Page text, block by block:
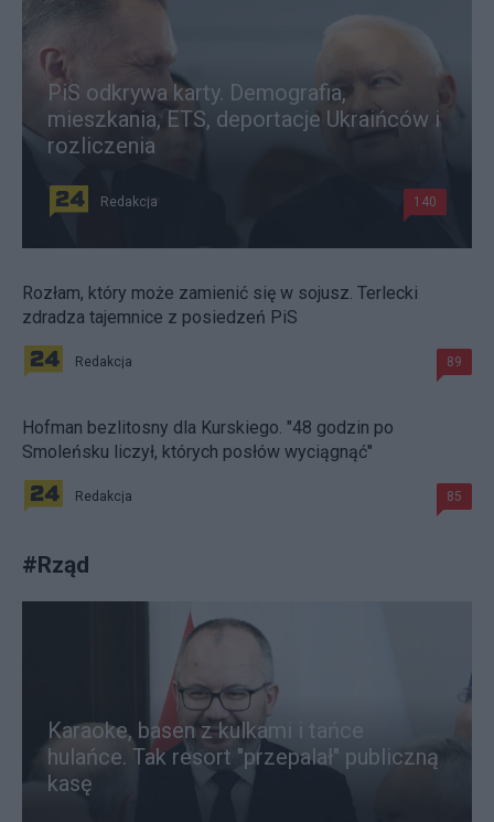
PiS odkrywa karty. Demografia,
mieszkania, ETS, deportacje Ukraińców i
rozliczenia
Redakcja 140
Rozłam, który może zamienić się w sojusz. Terlecki
zdradza tajemnice z posiedzeń PiS
Redakcja 89
Hofman bezlitosny dla Kurskiego. "48 godzin po
Smoleńsku liczył, których posłów wyciągnąć"
Redakcja 85
#Rząd
Karaoke, basen z kulkami i tańce
hulańce. Tak resort "przepalał" publiczną
kasę